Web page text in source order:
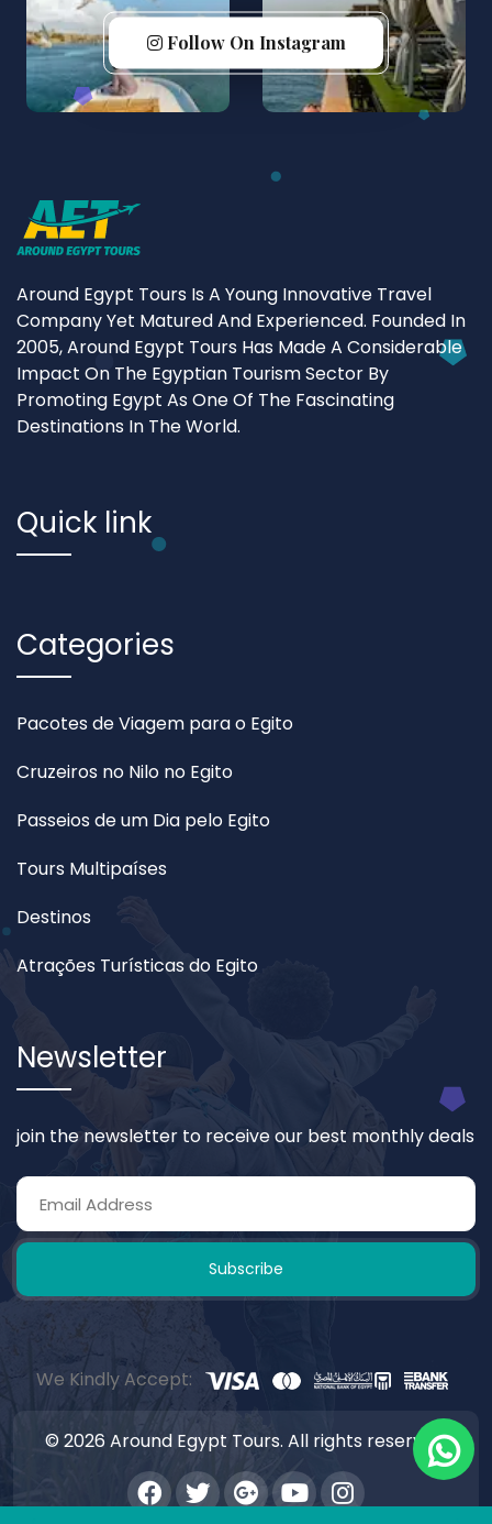
Follow On Instagram
Around Egypt Tours Is A Young Innovative Travel
Company Yet Matured And Experienced. Founded In
2005, Around Egypt Tours Has Made A Considerable
Impact On The Egyptian Tourism Sector By
Promoting Egypt As One Of The Fascinating
Destinations In The World.
Quick link
Categories
Pacotes de Viagem para o Egito
Cruzeiros no Nilo no Egito
Passeios de um Dia pelo Egito
Tours Multipaíses
Destinos
Atrações Turísticas do Egito
Newsletter
join the newsletter to receive our best monthly deals
Subscribe
We Kindly Accept:
© 2026 Around Egypt Tours. All rights reserved.